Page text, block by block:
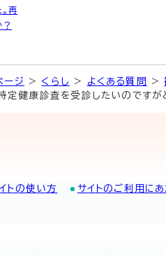
再
ージ > くらし > よくある質問 >
定健康診査を受診したいのです
トの使い方 サイトのご利用にあ